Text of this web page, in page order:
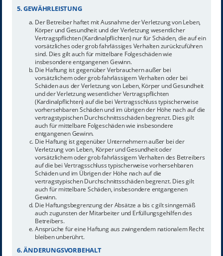
5. GEWÄHRLEISTUNG
Der Betreiber haftet mit Ausnahme der Verletzung von Leben,
Körper und Gesundheit und der Verletzung wesentlicher
Vertragspflichten (Kardinalpflichten) nur für Schäden, die auf ein
vorsätzliches oder grob fahrlässiges Verhalten zurückzuführen
sind. Dies gilt auch für mittelbare Folgeschäden wie
insbesondere entgangenen Gewinn.
Die Haftung ist gegenüber Verbrauchern außer bei
vorsätzlichem oder grob fahrlässigem Verhalten oder bei
Schäden aus der Verletzung von Leben, Körper und Gesundheit
und der Verletzung wesentlicher Vertragspflichten
(Kardinalpflichten) auf die bei Vertragsschluss typischerweise
vorhersehbaren Schäden und im übrigen der Höhe nach auf die
vertragstypischen Durchschnittsschäden begrenzt. Dies gilt
auch für mittelbare Folgeschäden wie insbesondere
entgangenen Gewinn.
Die Haftung ist gegenüber Unternehmern außer bei der
Verletzung von Leben, Körper und Gesundheit oder
vorsätzlichem oder grob fahrlässigem Verhalten des Betreibers
auf die bei Vertragsschluss typischerweise vorhersehbaren
Schäden und im Übrigen der Höhe nach auf die
vertragstypischen Durchschnittsschäden begrenzt. Dies gilt
auch für mittelbare Schäden, insbesondere entgangenen
Gewinn.
Die Haftungsbegrenzung der Absätze a bis c gilt sinngemäß
auch zugunsten der Mitarbeiter und Erfüllungsgehilfen des
Betreibers.
Ansprüche für eine Haftung aus zwingendem nationalem Recht
bleiben unberührt.
6. ÄNDERUNGSVORBEHALT